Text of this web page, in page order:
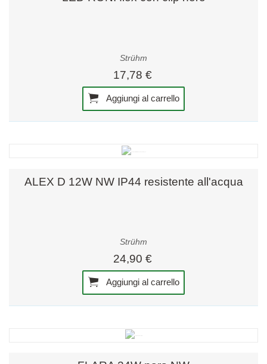
Strühm
17,78 €
Aggiungi al carrello
ALEX D 12W NW IP44 resistente all'acqua
Strühm
24,90 €
Aggiungi al carrello